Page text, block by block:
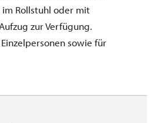
Rollstuhl oder mit
zur Verfügung.
sowie für